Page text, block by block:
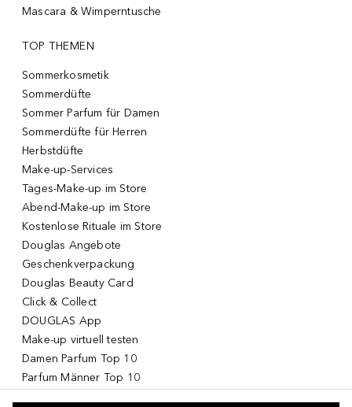
Mascara & Wimperntusche
TOP THEMEN
Sommerkosmetik
Sommerdüfte
Sommer Parfum für Damen
Sommerdüfte für Herren
Herbstdüfte
Make-up-Services
Tages-Make-up im Store
Abend-Make-up im Store
Kostenlose Rituale im Store
Douglas Angebote
Geschenkverpackung
Douglas Beauty Card
Click & Collect
DOUGLAS App
Make-up virtuell testen
Damen Parfum Top 10
Parfum Männer Top 10